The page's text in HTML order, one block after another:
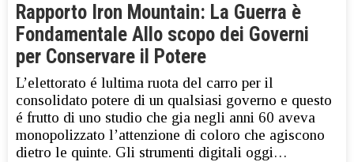
Rapporto Iron Mountain: La Guerra è
Fondamentale Allo scopo dei Governi
per Conservare il Potere
L’elettorato é lultima ruota del carro per il
consolidato potere di un qualsiasi governo e questo
é frutto di uno studio che gia negli anni 60 aveva
monopolizzato l’attenzione di coloro che agiscono
dietro le quinte. Gli strumenti digitali oggi…